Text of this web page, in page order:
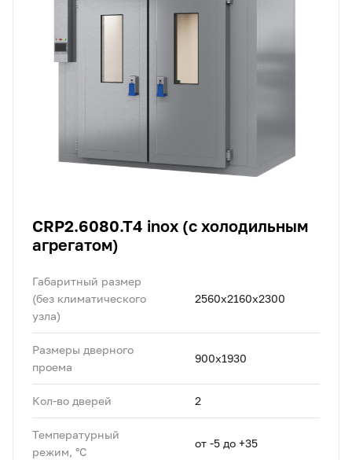
CRP2.6080.T4 inox (с холодильным
агрегатом)
Габаритный размер
(без климатического
узла)
2560x2160х2300
Размеры дверного
проема
900x1930
Кол-во дверей 2
Температурный
режим, °C
от -5 до +35